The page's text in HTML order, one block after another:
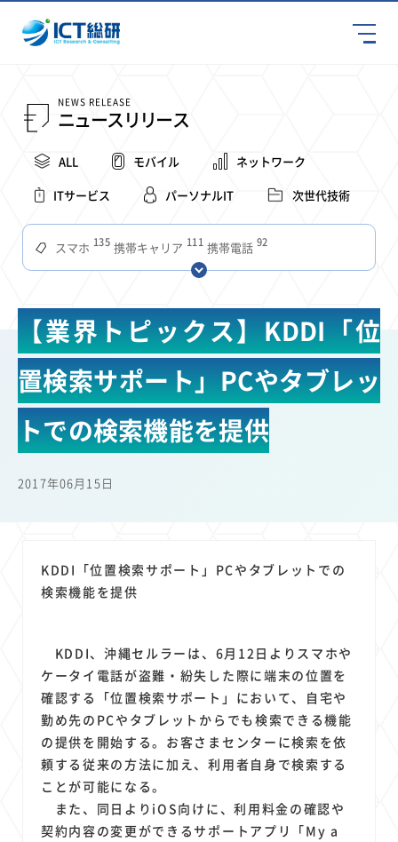
NEWS RELEASE
ニュースリリース
ALL モバイル
ネットワーク
ITサービス
パーソナルIT 次世代技術
スマホ 135 携帯キャリア 111 携帯電話 92
スマートデバイス 68 通信速度 65 ビジネス 63 4Ｇ 59
アプリ 51 つながりやすさ 51 電波状況 49 ドコモ 48
タブレット 38 インターネット 36 ビジネスシーン 31
混雑環境 31 MVNO 28 SIM 27 電波 27 全国 24 楽天モバイル 22
22 22 22
電車 17 料金 16 所有状況 14 動画配信 14 SNS
11
電子マネー 6 ワイモバイル 6 モバイルルーター 6 新幹線 5
5 4
オフィスビル 3 マイナポイント 3 海外料金 3 学割 3
Anthropic Perplexity 2 YouTube iPad リスク 2 X 2
Genspark 2 配車アプリ 2 フードデリバリー 2 TikTok 2
Netflix 2 Microsoft 2 Canva AI 2 Azure 2 Sora 2 LINE 2 法人
中東情勢 1 輸送費 1 Facebook 1 twitter 1 Instagram 1
原材料費 1 端末価格 1 G20 購買力 MNO
スマートホーム家電 1 クラウド 1 ライドシェア 1
【業界トピックス】KDDI「位
置検索サポート」PCやタブレッ
トでの検索機能を提供
2017年06月15日
KDDI「位置検索サポート」PCやタブレットでの
検索機能を提供
KDDI、沖縄セルラーは、6月12日よりスマホや
ケータイ電話が盗難・紛失した際に端末の位置を
確認する「位置検索サポート」において、自宅や
勤め先のPCやタブレットからでも検索できる機能
の提供を開始する。お客さまセンターに検索を依
頼する従来の方法に加え、利用者自身で検索する
ことが可能になる。
また、同日よりiOS向けに、利用料金の確認や
契約内容の変更ができるサポートアプリ「My a